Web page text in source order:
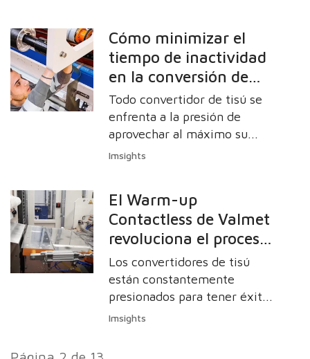
competitivos y satisfacer la
demanda de los clientes de
manera eficiente. Para ello,
generalmente se requiere una
inversión importante que se
considera cuidadosamente
desde todos los ángulos de la
empresa antes de realizarla.
Cómo minimizar el
tiempo de inactividad
en la conversión de
papel higiénico
Todo convertidor de tisú se
enfrenta a la presión de
aprovechar al máximo su
inversión en equipos de
puede ser aún mayor cuando
se invierte en equipos de
primera línea.
Imsights
El Warm-up
Contactless de Valmet
revoluciona el proceso
de gofrado calentado y
ofrece diversos
beneficios a los
convertidores de tisú
Los convertidores de tisú
están constantemente
presionados para tener éxito
en su producción. La
Imsights